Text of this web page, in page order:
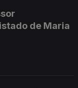
de Maria